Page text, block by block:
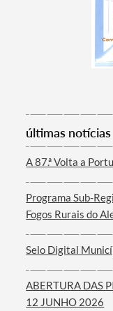
Termo de
Categorias
Filtros
últimas notícias
A 87.ª Volta a
Programa Sub-
Fogos Rurais do
Selo Digital
ABERTURA DAS
12 JUNHO 2026